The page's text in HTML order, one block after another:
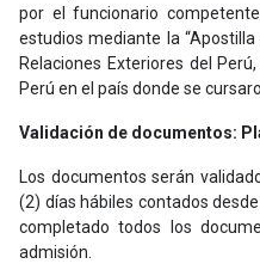
por el funcionario
estudios mediante la
Relaciones Exteriores del
Perú en el país donde se
Validación de documentos:
Los documentos serán
(2) días hábiles contados
completado todos los
admisión.